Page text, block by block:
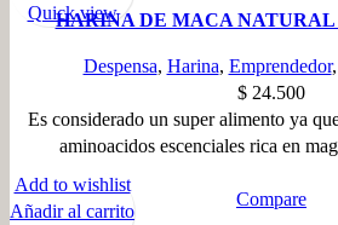
HARINA DE MACA NATURAL
Despensa, Harina, Emprendedor,
$ 24.500
Es considerado un super alimento ya
aminoacidos escenciales rica en
Quick view
Compare
Add to wishlist
Añadir al carrito